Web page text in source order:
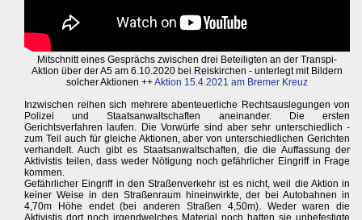
Mitschnitt eines Gesprächs zwischen drei Beteiligten an der Transpi-
Aktion über der A5 am 6.10.2020 bei Reiskirchen - unterlegt mit Bildern
solcher Aktionen ++Aktion 15.4.2021 am Bremer Kreuz
Inzwischen reihen sich mehrere abenteuerliche Rechtsauslegungen von
Polizei und Staatsanwaltschaften aneinander. Die ersten
Gerichtsverfahren laufen. Die Vorwürfe sind aber sehr unterschiedlich -
zum Teil auch für gleiche Aktionen, aber von unterschiedlichen Gerichten
verhandelt. Auch gibt es Staatsanwaltschaften, die die Auffassung der
Aktivistis teilen, dass weder Nötigung noch gefährlicher Eingriff in Frage
kommen.
Gefährlicher Eingriff in den Straßenverkehr ist es nicht, weil die Aktion in
keiner Weise in den Straßenraum hineinwirkte, der bei Autobahnen in
4,70m Höhe endet (bei anderen Straßen 4,50m). Weder waren die